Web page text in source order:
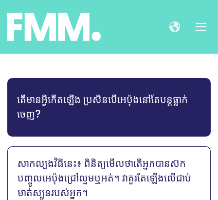
តើមានអ្វីកើតឡើង ប្រសិនបើអេប៉ុងនៅតែបន្តធ្លាក់
ចេញ?
សាកល្បងវិធីនេះ៖ ពិនិត្យមើលថាតើអ្នកបានស៊ក
បញ្ចូលអេប៉ុងជ្រៅល្មមឬអត់។ វាគួរតែឡើងលើជាប់
មាត់ស្បូនរបស់អ្នក។